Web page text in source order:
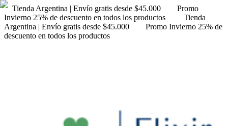
Tienda Argentina | Envío gratis desde $45.000
Promo
Invierno 25% de descuento en todos los productos
Tienda
Argentina | Envío gratis desde $45.000
Promo Invierno 25% de
descuento en todos los productos